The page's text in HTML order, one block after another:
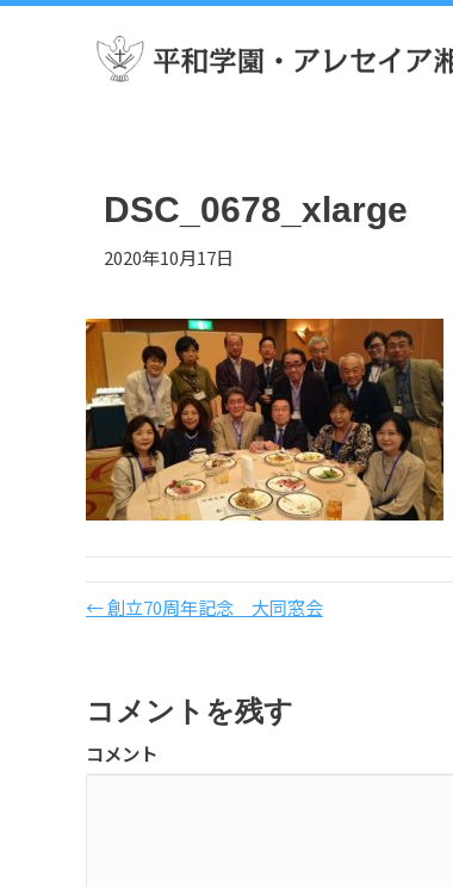
DSC_0678_xlarge
2020年10月17日
← 創立70周年記念 大同窓会
コメントを残す
コメント